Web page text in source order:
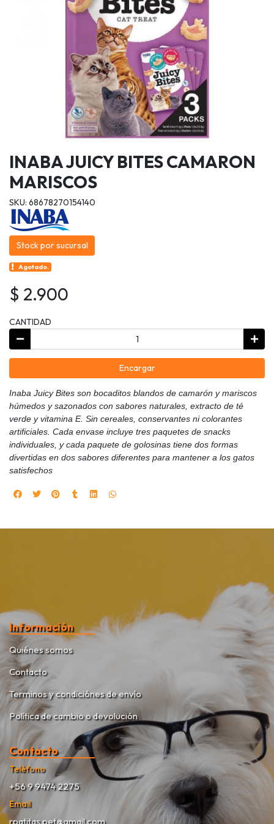
INABA JUICY BITES CAMARON
MARISCOS
SKU: 68678270154140
Stock por sucursal
Agotado.
$ 2.900
CANTIDAD
Encargar
Inaba Juicy Bites son bocaditos blandos de camarón y mariscos
húmedos y sazonados con sabores naturales, extracto de té
verde y vitamina E. Sin cereales, conservantes ni colorantes
artificiales. Cada envase incluye tres paquetes de snacks
individuales, y cada paquete de golosinas tiene dos formas
divertidas en dos sabores diferentes para mantener a los gatos
satisfechos
Información
Quiénes somos
Contacto
Terminos y condiciónes de envío
Política de cambio o devolución
Contacto
Teléfono
+56 9 9474 2275
Email
rpatitas.pet@gmail.com